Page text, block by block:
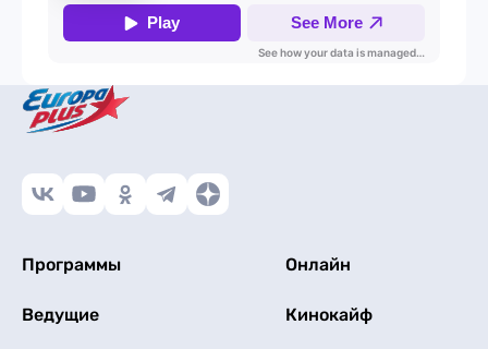
Программы Онлайн
Ведущие Кинокайф